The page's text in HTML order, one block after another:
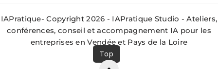
IAPratique- Copyright 2026 - IAPratique Studio - Ateliers,
conférences, conseil et accompagnement IA pour les
entreprises en Vendée et Pays de la Loire
Top